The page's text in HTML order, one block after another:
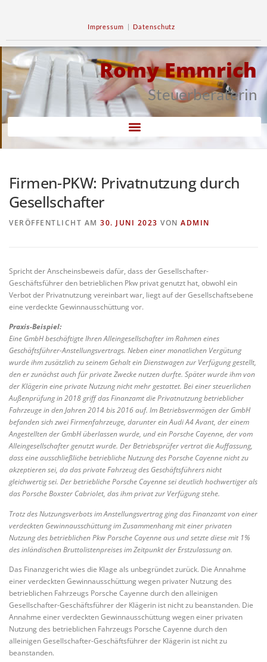
Impressum | Datenschutz
Romy Emmrich
Steuerberaterin
Firmen-PKW: Privatnutzung durch
Gesellschafter
VERÖFFENTLICHT AM 30. JUNI 2023 VON ADMIN
Spricht der Anscheinsbeweis dafür, dass der Gesellschafter-
Geschäftsführer den betrieblichen Pkw privat genutzt hat, obwohl ein
Verbot der Privatnutzung vereinbart war, liegt auf der Gesellschaftsebene
eine verdeckte Gewinnausschüttung vor.
Praxis-Beispiel:
Eine GmbH beschäftigte Ihren Alleingesellschafter im Rahmen eines
Geschäftsführer-Anstellungsvertrags. Neben einer monatlichen Vergütung
wurde ihm zusätzlich zu seinem Gehalt ein Dienstwagen zur Verfügung gestellt,
den er zunächst auch für private Zwecke nutzen durfte. Später wurde ihm von
der Klägerin eine private Nutzung nicht mehr gestattet. Bei einer steuerlichen
Außenprüfung in 2018 griff das Finanzamt die Privatnutzung betrieblicher
Fahrzeuge in den Jahren 2014 bis 2016 auf. Im Betriebsvermögen der GmbH
befanden sich zwei Firmenfahrzeuge, darunter ein Audi A4 Avant, der einem
Angestellten der GmbH überlassen wurde, und ein Porsche Cayenne, der vom
Alleingesellschafter genutzt wurde. Der Betriebsprüfer vertrat die Auffassung,
dass eine ausschließliche betriebliche Nutzung des Porsche Cayenne nicht zu
akzeptieren sei, da das private Fahrzeug des Geschäftsführers nicht
gleichwertig sei. Der betriebliche Porsche Cayenne sei deutlich hochwertiger als
das Porsche Boxster Cabriolet, das ihm privat zur Verfügung stehe.
Trotz des Nutzungsverbots im Anstellungsvertrag ging das Finanzamt von einer
verdeckten Gewinnausschüttung im Zusammenhang mit einer privaten
Nutzung des betrieblichen Pkw Porsche Cayenne aus und setzte diese mit 1%
des inländischen Bruttolistenpreises im Zeitpunkt der Erstzulassung an.
Das Finanzgericht wies die Klage als unbegründet zurück. Die Annahme
einer verdeckten Gewinnausschüttung wegen privater Nutzung des
betrieblichen Fahrzeugs Porsche Cayenne durch den alleinigen
Gesellschafter-Geschäftsführer der Klägerin ist nicht zu beanstanden. Die
Annahme einer verdeckten Gewinnausschüttung wegen einer privaten
Nutzung des betrieblichen Fahrzeugs Porsche Cayenne durch den
alleinigen Gesellschafter-Geschäftsführer der Klägerin ist nicht zu
beanstanden.